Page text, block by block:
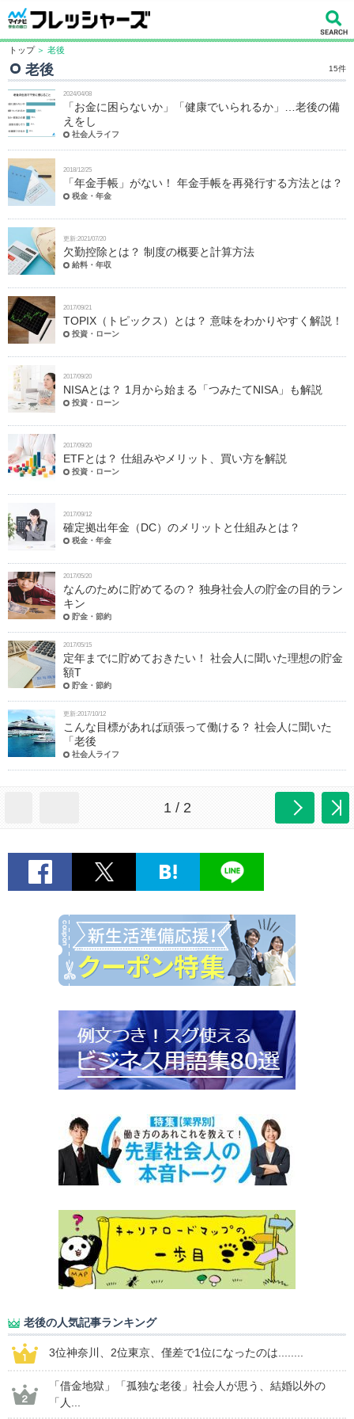
トップ ＞ 老後
老後 15件
2024/04/08
「お金に困らないか」「健康でいられるか」…老後の備
えをし
社会人ライフ
2018/12/25
「年金手帳」がない！ 年金手帳を再発行する方法とは？
税金・年金
更新:2021/07/20
欠勤控除とは？ 制度の概要と計算方法
給料・年収
2017/09/21
TOPIX（トピックス）とは？ 意味をわかりやすく解説！
投資・ローン
2017/09/20
NISAとは？ 1月から始まる「つみたてNISA」も解説
投資・ローン
2017/09/20
ETFとは？ 仕組みやメリット、買い方を解説
投資・ローン
2017/09/12
確定拠出年金（DC）のメリットと仕組みとは？
税金・年金
2017/05/20
なんのために貯めてるの？ 独身社会人の貯金の目的ラン
キン
貯金・節約
2017/05/15
定年までに貯めておきたい！ 社会人に聞いた理想の貯金
額T
貯金・節約
更新:2017/10/12
こんな目標があれば頑張って働ける？ 社会人に聞いた
「老後
社会人ライフ
1 / 2
老後の人気記事ランキング
3位神奈川、2位東京、僅差で1位になったのは........
「借金地獄」「孤独な老後」社会人が思う、結婚以外の
「人...